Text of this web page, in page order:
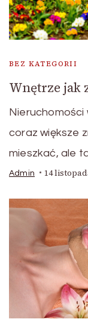
BEZ KATEGORII
Wnętrze jak
Nieruchomości
coraz większe
mieszkać, ale
Admin 14